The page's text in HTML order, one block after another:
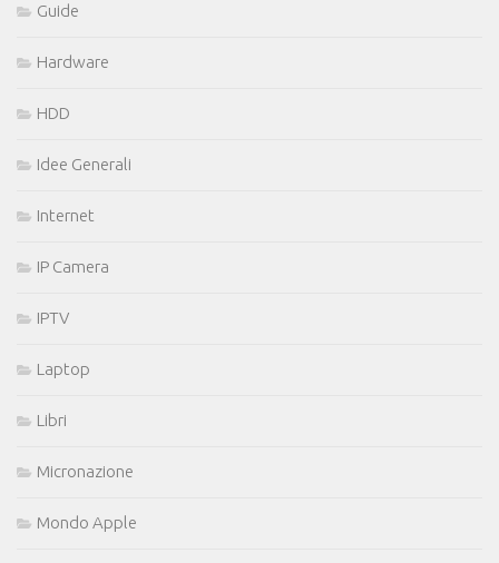
Guide
Hardware
HDD
Idee Generali
Internet
IP Camera
IPTV
Laptop
Libri
Micronazione
Mondo Apple